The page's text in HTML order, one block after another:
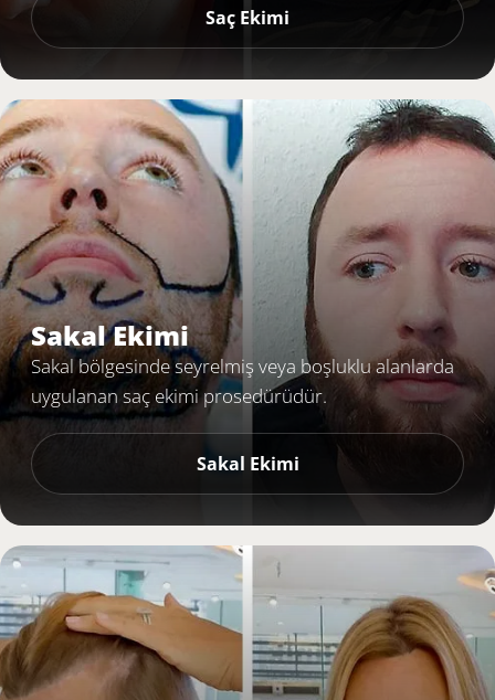
Saç Ekimi
Sakal Ekimi
Sakal bölgesinde seyrelmiş veya boşluklu alanlarda
uygulanan saç ekimi prosedürüdür.
Sakal Ekimi